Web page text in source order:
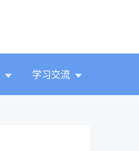
学习交流